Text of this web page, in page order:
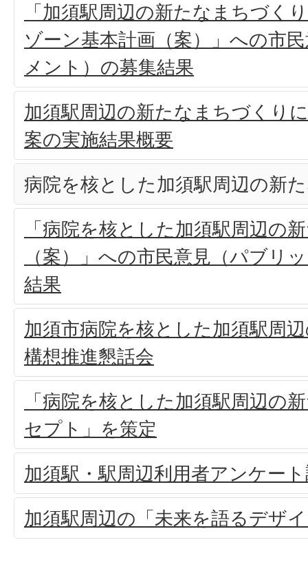
「加須駅周辺の新たなまちづく
ゾーン基本計画（案）」への市
メント）の募集結果
加須駅周辺の新たなまちづくり
案の実施結果概要
病院を核とした加須駅周辺の新
「病院を核とした加須駅周辺の
（案）」への市民意見（パブリ
結果
加須市病院を核とした加須駅周
構想推進懇話会
「病院を核とした加須駅周辺の
セプト」を策定
加須駅・駅周辺利用者アンケー
加須駅周辺の「未来を語るデザ